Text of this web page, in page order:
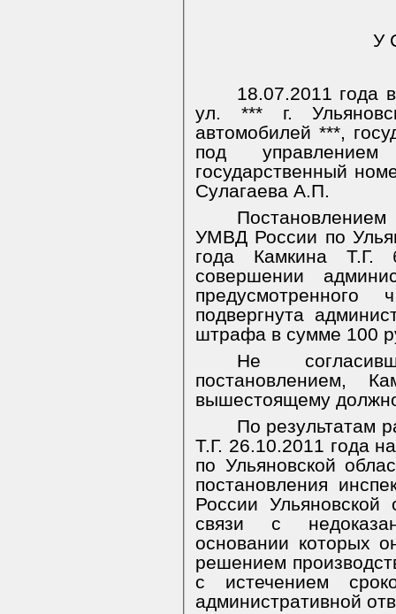
У
18.07.2011 года
ул. *** г.
автомобилей ***,
под
государственный
Сулагаева А.П.
УМВД России по
года Камкина Т.Г.
совершении
подвергнута
штрафа в сумме 100
Не
постановлением,
вышестоящему
По результатам
Т.Г. 26.10.2011 года
по Ульяновской
постановления
России
связи с
основании которых
решением
с истечением
административной